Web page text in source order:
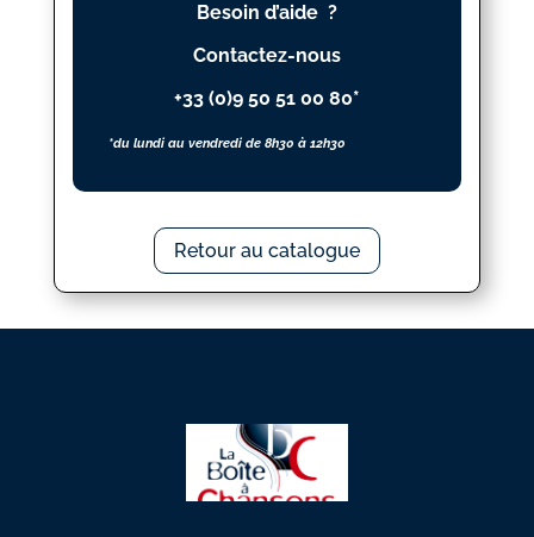
Besoin d’aide ?
Contactez-nous
+33 (0)9 50 51 00 80*
*du lundi au vendredi de 8h30 à 12h30
Retour au catalogue